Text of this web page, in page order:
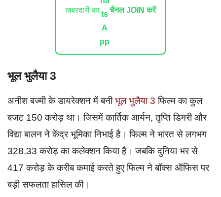
खबरदारी का चैनल JOIN करें
भूल भुलैया 3
अनीश बज्मी के डायरेक्शन में बनीभूल भुलैया 3फिल्म का कुल
बजट 150 करोड़ था। जिसमें कार्तिक आर्यन, तृप्ति डिमरी और
विद्या बालन ने केंद्र भूमिका निभाई है। फिल्म ने भारत से लगभग
328.33 करोड़ का कलेक्शन किया है। जबकि दुनिया भर से
417 करोड़ के करीब कमाई करते हुए फिल्म ने बॉक्स ऑफिस पर
बड़ी सफलता हासिल की।